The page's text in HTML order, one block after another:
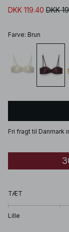
DKK 119.40 DKK
Farve: Brun
Fri fragt til Danmark
TÆT
Lille